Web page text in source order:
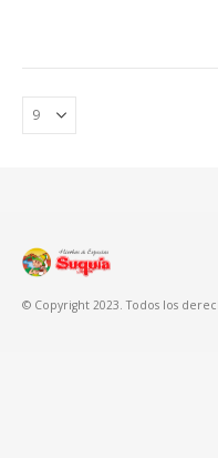
© Copyright 2023. Todos los